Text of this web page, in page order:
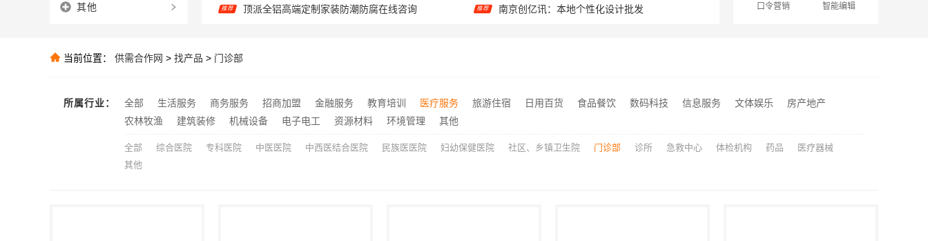
推荐
推荐 江苏东钢金属科技有限公司：不锈钢家具生产基地好不好
推荐
推荐 零百味低成本零食硬折扣适配全场景，河南零百味供应链有限公司
口令营销 智能编辑
其他
当前位置： 供需合作网 > 找产品 > 门诊部
所属行业： 全部 生活服务 商务服务 招商加盟 金融服务 教育培训 医疗服务 旅游住宿 日用百货 食品餐饮 数码科技 信息服务 文体娱乐
房产地产
农林牧渔
建筑装修 机械设备 电子电工 资源材料 环境管理 其他
全部 综合医院 专科医院 中医医院 中西医结合医院 民族医医院 妇幼保健医院 社区、乡镇卫生院 门诊部 诊所 急救中心 体检机构 药品
医疗器械
其他